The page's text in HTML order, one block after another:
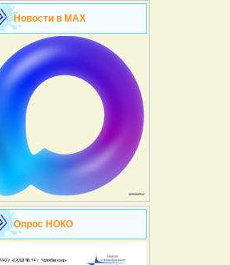
Новости в MAX
Опрос НОКО